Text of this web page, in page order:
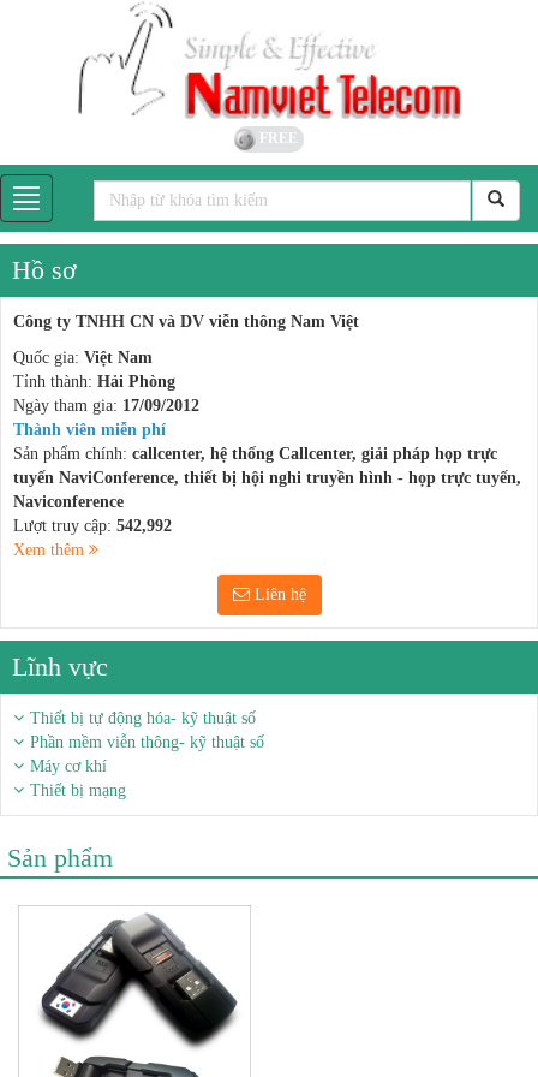
FREE
Hồ sơ
Công ty TNHH CN và DV viễn thông Nam Việt
Quốc gia: Việt Nam
Tỉnh thành: Hải Phòng
Ngày tham gia: 17/09/2012
Thành viên miễn phí
Sản phẩm chính: callcenter, hệ thống Callcenter, giải pháp họp trực
tuyến NaviConference, thiết bị hội nghi truyền hình - họp trực tuyến,
Naviconference
Lượt truy cập: 542,992
Xem thêm
Liên hệ
Lĩnh vực
Thiết bị tự động hóa- kỹ thuật số
Phần mềm viễn thông- kỹ thuật số
Máy cơ khí
Thiết bị mạng
Sản phẩm